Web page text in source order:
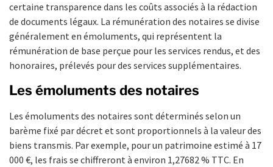
certaine transparence dans les coûts associés à la rédaction
de documents légaux. La rémunération des notaires se divise
généralement en émoluments, qui représentent la
rémunération de base perçue pour les services rendus, et des
honoraires, prélevés pour des services supplémentaires.
Les émoluments des notaires
Les émoluments des notaires sont déterminés selon un
barème fixé par décret et sont proportionnels à la valeur des
biens transmis. Par exemple, pour un patrimoine estimé à 17
000 €, les frais se chiffreront à environ 1,27682 % TTC. En